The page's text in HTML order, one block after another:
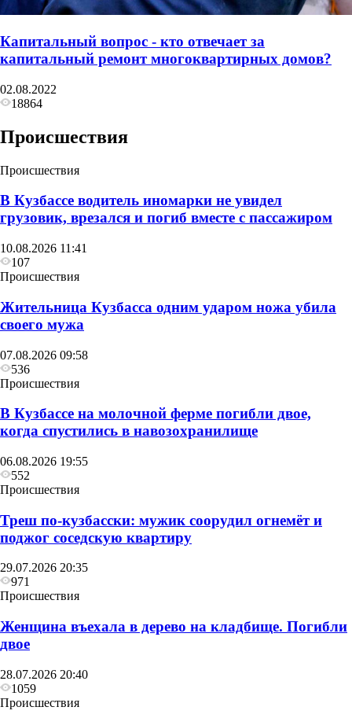
Капитальный вопрос - кто отвечает за
капитальный ремонт многоквартирных домов?
02.08.2022
18864
Происшествия
Происшествия
В Кузбассе водитель иномарки не увидел
грузовик, врезался и погиб вместе с пассажиром
10.08.2026 11:41
107
Происшествия
Жительница Кузбасса одним ударом ножа убила
своего мужа
07.08.2026 09:58
536
Происшествия
В Кузбассе на молочной ферме погибли двое,
когда спустились в навозохранилище
06.08.2026 19:55
552
Происшествия
Треш по-кузбасски: мужик соорудил огнемёт и
поджог соседскую квартиру
29.07.2026 20:35
971
Происшествия
Женщина въехала в дерево на кладбище. Погибли
двое
28.07.2026 20:40
1059
Происшествия